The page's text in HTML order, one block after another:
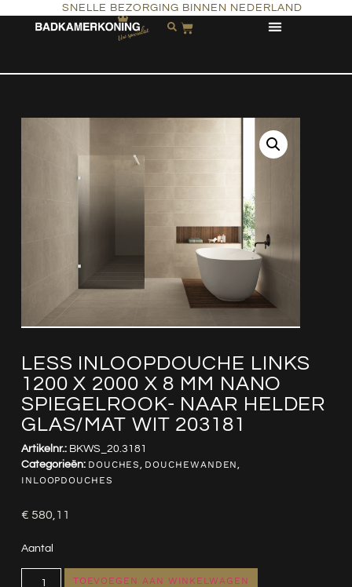
SNELLE BEZORGING BINNEN NEDERLAND
LESS INLOOPDOUCHE LINKS
1200 X 2000 X 8 MM NANO
SPIEGELROOK- NAAR HELDER
GLAS/MAT WIT 203181
Artikelnr.: BKWS_20.3181
Categorieën: DOUCHES, DOUCHEWANDEN,
INLOOPDOUCHES
€ 580,11
Aantal
TOEVOEGEN AAN WINKELWAGEN